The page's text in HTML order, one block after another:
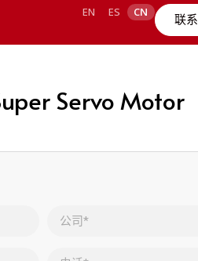
EN ES CN
联系
Servo Motor